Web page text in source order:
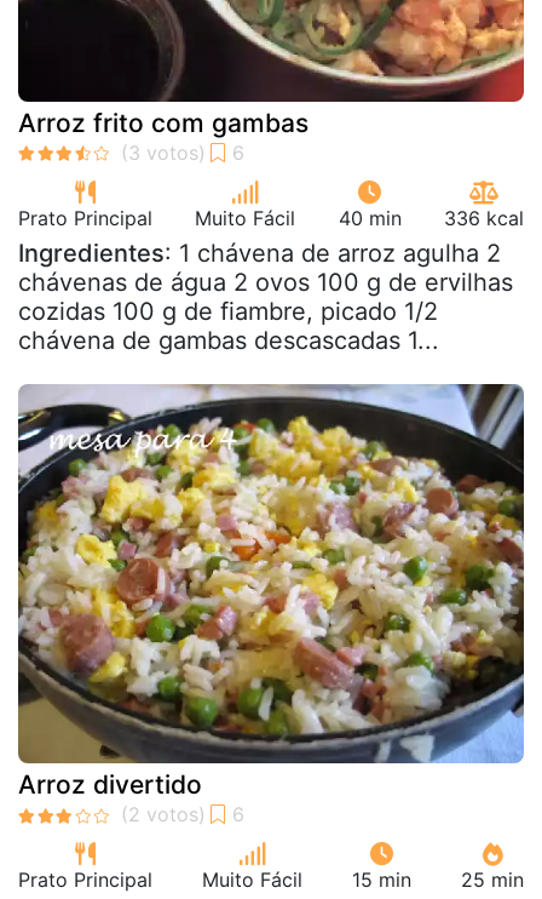
Arroz frito com gambas
Prato Principal Muito Fácil 40 min 336 kcal
Ingredientes: 1 chávena de arroz agulha 2
chávenas de água 2 ovos 100 g de ervilhas
cozidas 100 g de fiambre, picado 1/2
chávena de gambas descascadas 1...
Arroz divertido
Prato Principal Muito Fácil 15 min 25 min